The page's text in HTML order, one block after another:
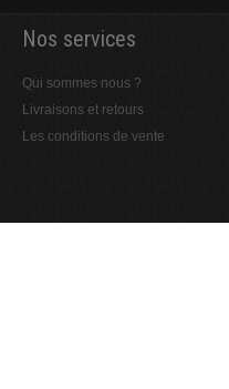
Nos services
Qui sommes nous ?
Livraisons et retours
Les conditions de vente